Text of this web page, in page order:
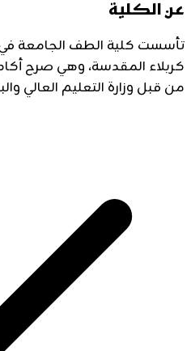
عن الكلية
كربلاء المقدسة، وهي صرح
من قبل وزارة التعليم العالي